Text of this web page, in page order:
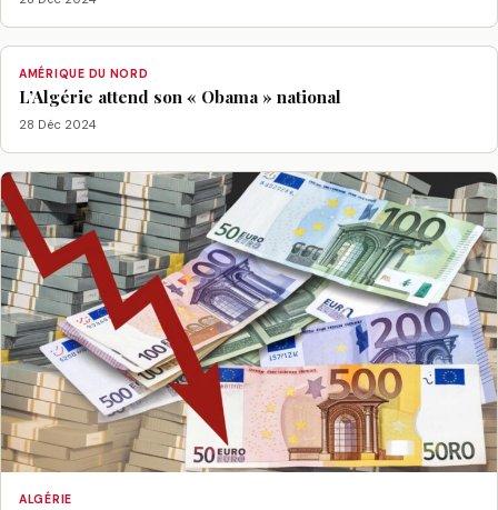
AMÉRIQUE DU NORD
L’Algérie attend son « Obama » national
28 Déc 2024
ALGÉRIE